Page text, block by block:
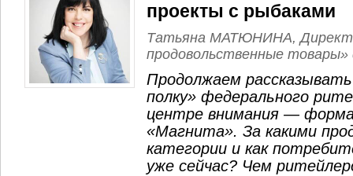
проекты с рыбаками
Татьяна МАТЮНИНА,
продовольственные
Продолжаем
полку» федерального
центре внимания —
«Магнита». За какими
категории и как
уже сейчас? Чем